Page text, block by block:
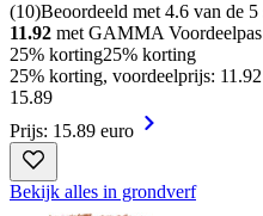
(10)Beoordeeld met 4.6 van de
11.92 met GAMMA Voordeelpas
25% korting25% korting
25% korting, voordeelprijs:
15.89
Prijs: 15.89 euro
Bekijk alles in grondverf